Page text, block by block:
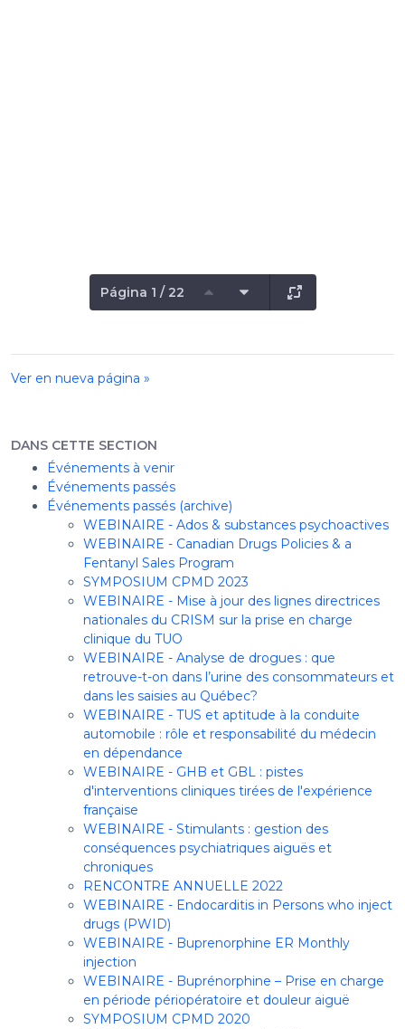
Página 1 / 22
Ver en nueva página »
DANS CETTE SECTION
Événements à venir
Événements passés
Événements passés (archive)
WEBINAIRE - Ados & substances psychoactives
WEBINAIRE - Canadian Drugs Policies & a
Fentanyl Sales Program
SYMPOSIUM CPMD 2023
WEBINAIRE - Mise à jour des lignes directrices
nationales du CRISM sur la prise en charge
clinique du TUO
WEBINAIRE - Analyse de drogues : que
retrouve-t-on dans l’urine des consommateurs et
dans les saisies au Québec?
WEBINAIRE - TUS et aptitude à la conduite
automobile : rôle et responsabilité du médecin
en dépendance
WEBINAIRE - GHB et GBL : pistes
d'interventions cliniques tirées de l'expérience
française
WEBINAIRE - Stimulants : gestion des
conséquences psychiatriques aiguës et
chroniques
RENCONTRE ANNUELLE 2022
WEBINAIRE - Endocarditis in Persons who inject
drugs (PWID)
WEBINAIRE - Buprenorphine ER Monthly
injection
WEBINAIRE - Buprénorphine – Prise en charge
en période périopératoire et douleur aiguë
SYMPOSIUM CPMD 2020